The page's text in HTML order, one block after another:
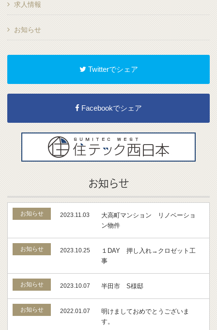
求人情報
お知らせ
Twitterでシェア
Facebookでシェア
お知らせ
お知らせ 2023.11.03
大高町マンション リノベーショ
ン物件
お知らせ 2023.10.25
１DAY 押し入れ→クロゼット工
事
お知らせ 2023.10.07 半田市 S様邸
お知らせ 2022.01.07
明けましておめでとうございま
す。